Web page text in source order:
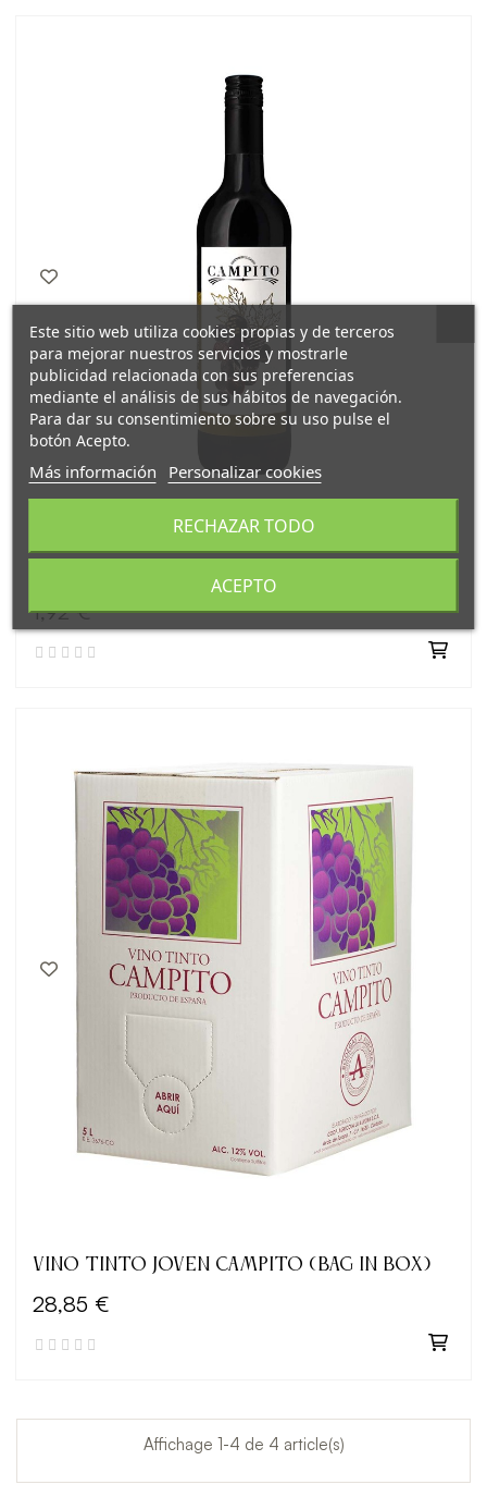
1,92 €
VINO TINTO JOVEN CAMPITO (BAG IN BOX)
28,85 €
Affichage 1-4 de 4 article(s)
Este sitio web utiliza cookies propias y de terceros
para mejorar nuestros servicios y mostrarle
publicidad relacionada con sus preferencias
mediante el análisis de sus hábitos de navegación.
Para dar su consentimiento sobre su uso pulse el
botón Acepto.
Más información Personalizar cookies
RECHAZAR TODO
ACEPTO